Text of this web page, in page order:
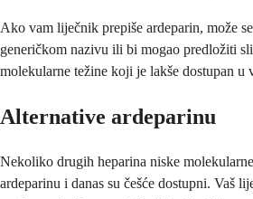
Ako vam liječnik prepiše ardeparin, može
generičkom nazivu ili bi mogao predložiti
molekularne težine koji je lakše dostupan u
Alternative ardeparinu
Nekoliko drugih heparina niske
ardeparinu i danas su češće dostupni. Vaš